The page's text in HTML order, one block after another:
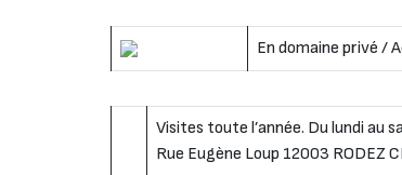
En domaine privé /
Visites toute l’année. Du lundi au
Rue Eugène Loup 12003 RODEZ